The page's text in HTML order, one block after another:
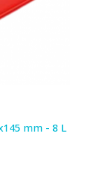
mm - 8 L